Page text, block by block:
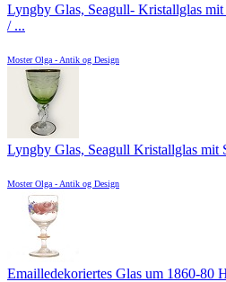
Lyngby Glas, Seagull- Kristallglas
/ ...
Moster Olga - Antik og Design
Lyngby Glas, Seagull Kristallglas mit
Moster Olga - Antik og Design
Emailledekoriertes Glas um 1860-80